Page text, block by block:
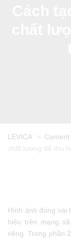
LEVICA >
chất lượng để thu
Hình ảnh đóng vai
hiệu trên mạng
riêng. Trong phần